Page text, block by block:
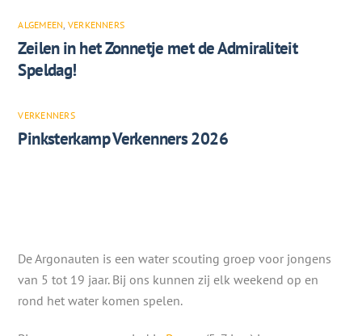
ALGEMEEN, VERKENNERS
Zeilen in het Zonnetje met de Admiraliteit
Speldag!
VERKENNERS
Pinksterkamp Verkenners 2026
De Argonauten is een water scouting groep voor jongens
van 5 tot 19 jaar. Bij ons kunnen zij elk weekend op en
rond het water komen spelen.